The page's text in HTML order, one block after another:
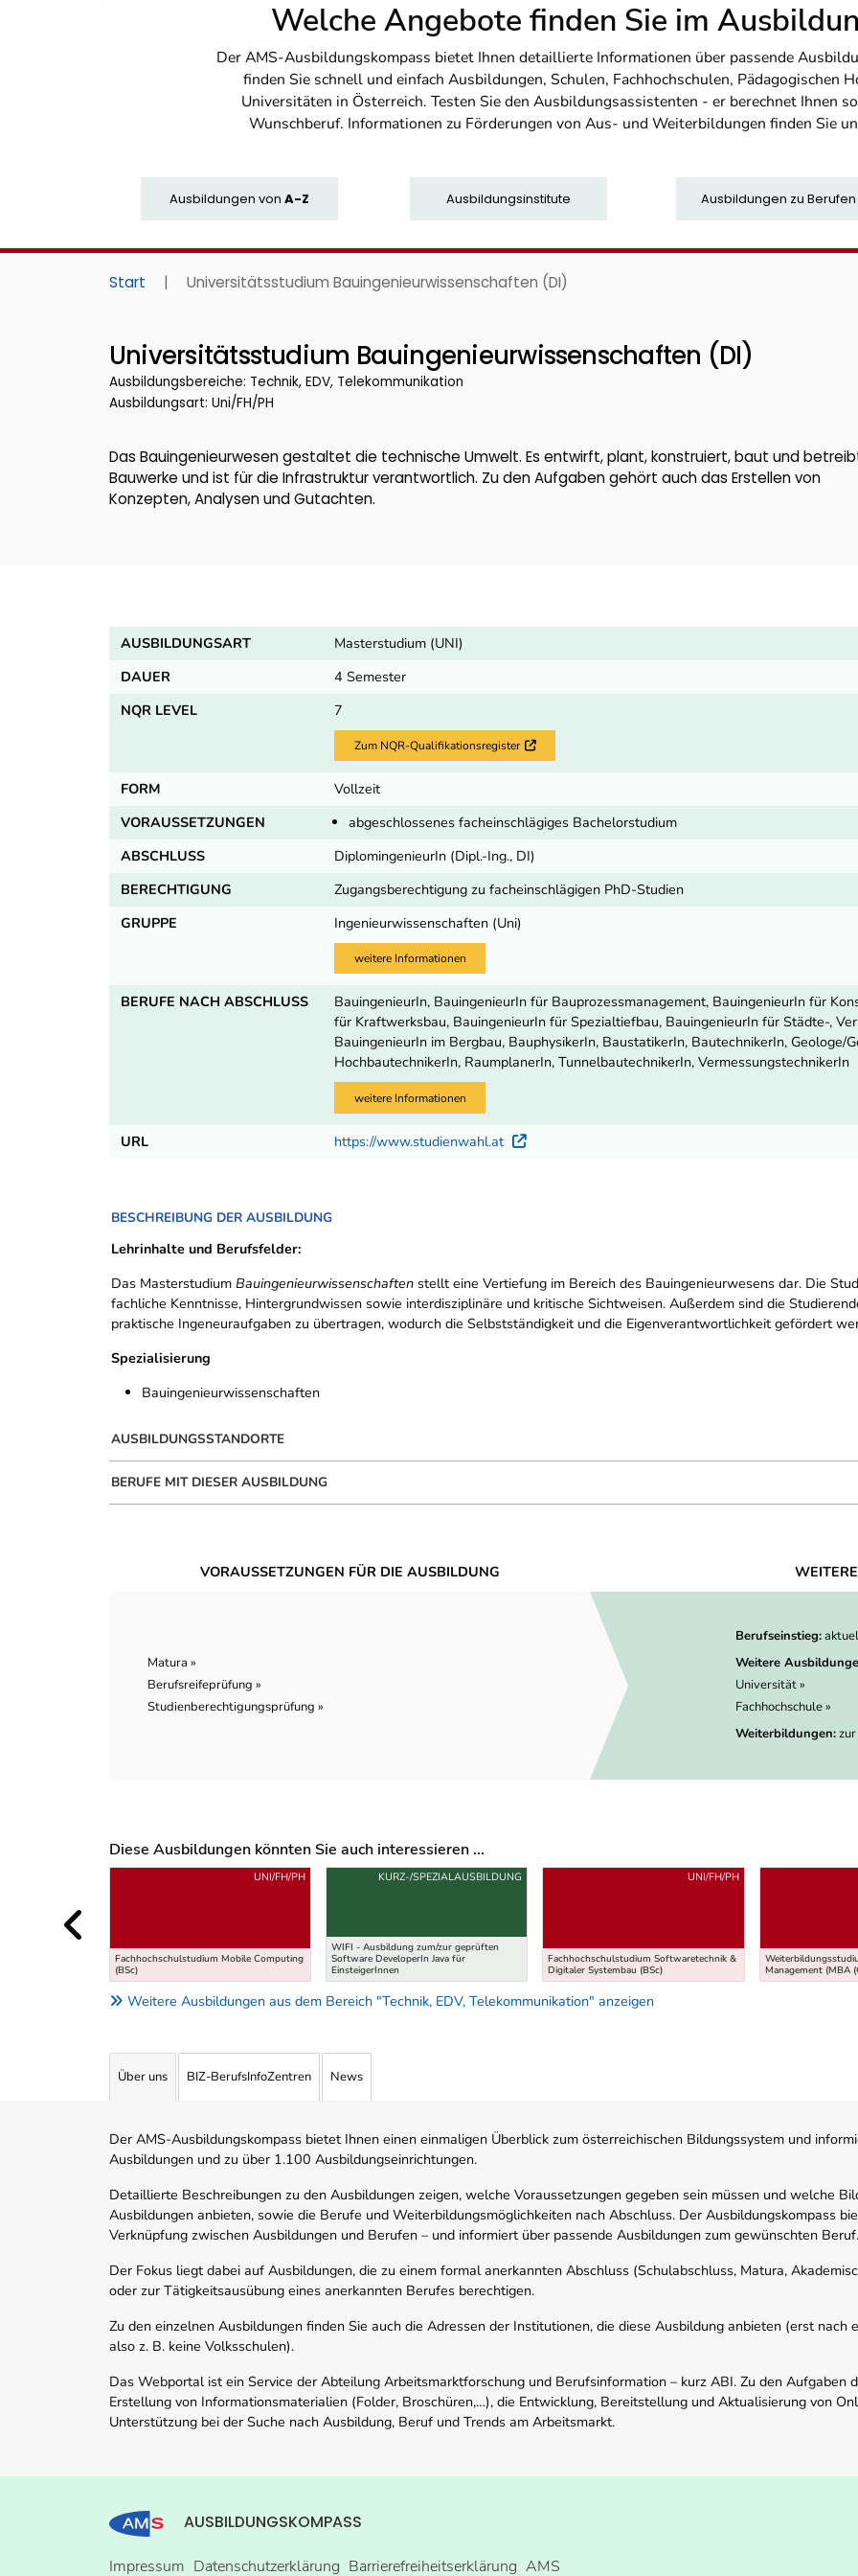
Welche Angebote finden Sie im
Der AMS-Ausbildungskompass bietet Ihnen detaillierte Informationen über passende
finden Sie schnell und einfach Ausbildungen, Schulen, Fachhochschulen, Pädagogischen
Universitäten in Österreich. Testen Sie den Ausbildungsassistenten - er berechnet Ihnen
Wunschberuf. Informationen zu Förderungen von Aus- und Weiterbildungen finden Sie
Ausbildungen von A-Z Ausbildungsinstitute Ausbildungen zu Berufen
Start | Universitätsstudium Bauingenieurwissenschaften (DI)
Universitätsstudium Bauingenieurwissenschaften (DI)
Ausbildungsbereiche: Technik, EDV, Telekommunikation
Ausbildungsart: Uni/FH/PH
Das Bauingenieurwesen gestaltet die technische Umwelt. Es entwirft, plant, konstruiert, baut und
Bauwerke und ist für die Infrastruktur verantwortlich. Zu den Aufgaben gehört auch das Erstellen von
Konzepten, Analysen und Gutachten.
AUSBILDUNGSART
Masterstudium (UNI)
DAUER
4 Semester
NQR LEVEL
7
Zum NQR-Qualifikationsregister Externer Link
FORM
Vollzeit
VORAUSSETZUNGEN
abgeschlossenes facheinschlägiges Bachelorstudium
ABSCHLUSS
DiplomingenieurIn (Dipl.-Ing., DI)
BERECHTIGUNG
Zugangsberechtigung zu facheinschlägigen PhD-Studien
GRUPPE
Ingenieurwissenschaften (Uni)
weitere Informationen
BERUFE NACH ABSCHLUSS
BauingenieurIn, BauingenieurIn für Bauprozessmanagement, BauingenieurIn für
für Kraftwerksbau, BauingenieurIn für Spezialtiefbau, BauingenieurIn für Städte-,
BauingenieurIn im Bergbau, BauphysikerIn, BaustatikerIn, BautechnikerIn, Geologe/
HochbautechnikerIn, RaumplanerIn, TunnelbautechnikerIn, VermessungstechnikerIn
weitere Informationen
URL https://www.studienwahl.at Externer Link
BESCHREIBUNG DER AUSBILDUNG
Lehrinhalte und Berufsfelder:
Das Masterstudium Bauingenieurwissenschaften stellt eine Vertiefung im Bereich des Bauingenieurwesens dar. Die
fachliche Kenntnisse, Hintergrundwissen sowie interdisziplinäre und kritische Sichtweisen. Außerdem sind die
praktische Ingeneuraufgaben zu übertragen, wodurch die Selbstständigkeit und die Eigenverantwortlichkeit gefördert
Spezialisierung
Bauingenieurwissenschaften
AUSBILDUNGSSTANDORTE
BERUFE MIT DIESER AUSBILDUNG
VORAUSSETZUNGEN FÜR DIE AUSBILDUNG
Matura »
Berufsreifeprüfung »
Studienberechtigungsprüfung »
Berufseinstieg:
Weitere
Universität »
Fachhochschule »
Weiterbildungen:
Diese Ausbildungen könnten Sie auch interessieren ...
Uber weitere Ausbildungsvorschläge
Fachhochschulstudium Mobile Computing
(BSc)
UNI/FH/PH
WIFI - Ausbildung zum/zur geprüften
Software DeveloperIn Java für
EinsteigerInnen
KURZ-/SPEZIALAUSBILDUNG
Fachhochschulstudium Softwaretechnik &
Digitaler Systembau (BSc)
UNI/FH/PH
Management (MBA
Weitere Ausbildungen aus dem Bereich "Technik, EDV, Telekommunikation" anzeigen
Über uns BIZ-BerufsInfoZentren News
Der AMS-Ausbildungskompass bietet Ihnen einen einmaligen Überblick zum österreichischen Bildungssystem und
Ausbildungen und zu über 1.100 Ausbildungseinrichtungen.
Detaillierte Beschreibungen zu den Ausbildungen zeigen, welche Voraussetzungen gegeben sein müssen und welche
Ausbildungen anbieten, sowie die Berufe und Weiterbildungsmöglichkeiten nach Abschluss. Der Ausbildungskompass
Verknüpfung zwischen Ausbildungen und Berufen – und informiert über passende Ausbildungen zum gewünschten Beruf.
Der Fokus liegt dabei auf Ausbildungen, die zu einem formal anerkannten Abschluss (Schulabschluss, Matura,
oder zur Tätigkeitsausübung eines anerkannten Berufes berechtigen.
Zu den einzelnen Ausbildungen finden Sie auch die Adressen der Institutionen, die diese Ausbildung anbieten (erst nach
also z. B. keine Volksschulen).
Das Webportal ist ein Service der Abteilung Arbeitsmarktforschung und Berufsinformation – kurz ABI. Zu den Aufgaben
Erstellung von Informationsmaterialien (Folder, Broschüren,…), die Entwicklung, Bereitstellung und Aktualisierung von
Unterstützung bei der Suche nach Ausbildung, Beruf und Trends am Arbeitsmarkt.
AUSBILDUNGSKOMPASS
Impressum Datenschutzerklärung Barrierefreiheitserklärung AMS